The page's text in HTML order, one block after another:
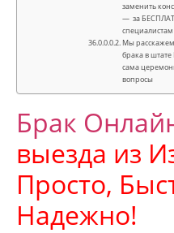
заменить
— за
Мы
брака в
сама
вопросы
Брак
выезда из
Просто,
Надежно!